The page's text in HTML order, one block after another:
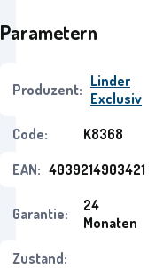
Parametern
Produzent: Linder
Exclusiv
Code:
K8368
EAN: 4039214903421
Garantie:
24
Monaten
Zustand: